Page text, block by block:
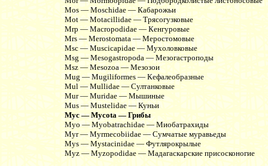
Mos — Moschidae — Кабарожьи
Mot — Motacillidae — Трясогузковые
Mrp — Macropodidae — Кенгуровые
Mrs — Merostomata — Меростомовые
Msc — Muscicapidae — Мухоловковые
Msg — Mesogastropoda — Мезогастроподы
Msz — Mesozoa — Мезозои
Mug — Mugiliformes — Кефалеобразные
Mul — Mullidae — Султанковые
Mur — Muridae — Мышиные
Mus — Mustelidae — Куньи
Myc — Mycota — Грибы
Myo — Myobatrachidae — Миобатрахиды
Myr — Myrmecobiidae — Сумчатые муравьеды
Mys — Mystacinidae — Футлярокрылые
Myz — Myzopodidae — Мадагаскарские присосконогие